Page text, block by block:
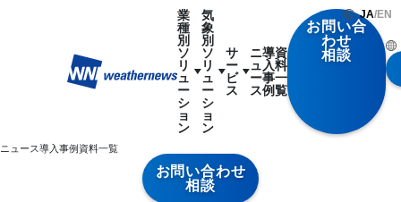
業
種
別
ソ
リ
ュ
ー
シ
ョ
ン
気
象
別
ソ
リ
ュ
ー
シ
ョ
ン
サ
ー
ビ
ス
ニ
ュ
ー
ス
導
入
事
例
資
料
一
覧
お問い合
わせ
相談
ニュース導入事例資料一覧
お問い合わせ
相談
JA/EN